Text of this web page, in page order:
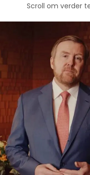
Scroll om verder